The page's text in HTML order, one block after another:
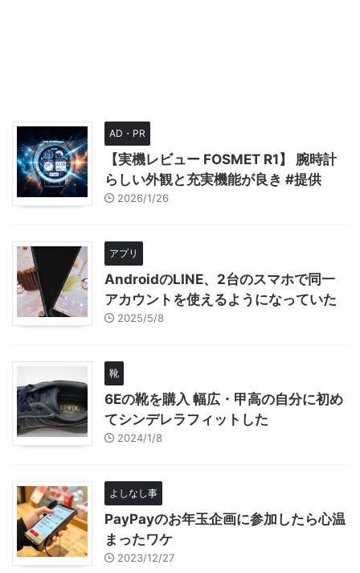
AD・PR
【実機レビュー FOSMET R1】 腕時計
らしい外観と充実機能が良き #提供
2026/1/26
アプリ
AndroidのLINE、2台のスマホで同一
アカウントを使えるようになっていた
2025/5/8
靴
6Eの靴を購入 幅広・甲高の自分に初め
てシンデレラフィットした
2024/1/8
よしなし事
PayPayのお年玉企画に参加したら心温
まったワケ
2023/12/27